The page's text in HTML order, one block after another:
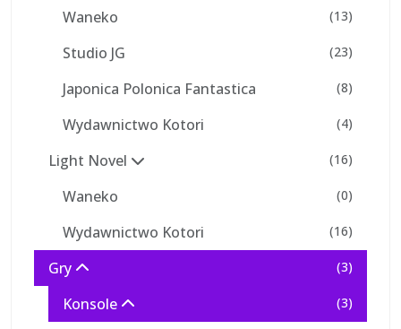
Waneko (13)
Studio JG (23)
Japonica Polonica Fantastica (8)
Wydawnictwo Kotori (4)
Light Novel (16)
Waneko (0)
Wydawnictwo Kotori (16)
Gry (3)
Konsole (3)